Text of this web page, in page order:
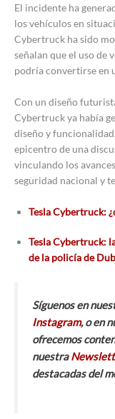
El incidente ha
los vehículos en
Cybertruck ha sido
señalan que el uso de
podría convertirse en
Con un diseño
Cybertruck ya había
diseño y
epicentro de una
vinculando los
seguridad nacional y
Tesla Cybertruck:
Tesla Cybertruck:
de la policía de
Síguenos en
Instagram, o en
ofrecemos
nuestra
destacadas del